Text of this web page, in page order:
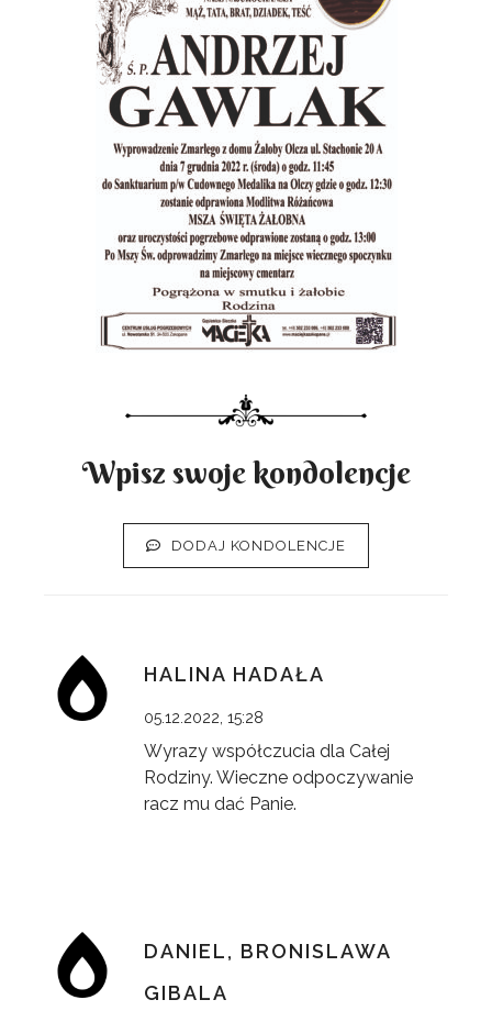
Wpisz swoje kondolencje
DODAJ KONDOLENCJE
HALINA HADAŁA
05.12.2022, 15:28
Wyrazy współczucia dla Całej
Rodziny. Wieczne odpoczywanie
racz mu dać Panie.
DANIEL, BRONISLAWA
GIBALA